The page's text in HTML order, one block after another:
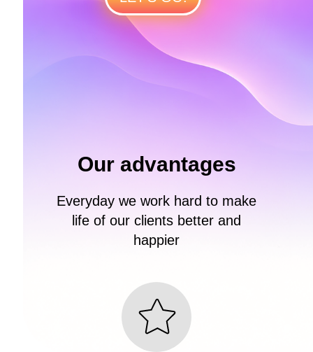
Our advantages
Everyday we work hard to make
life of our clients better and
happier